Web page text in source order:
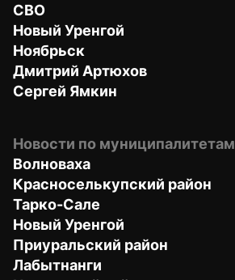
СВО
Новый Уренгой
Ноябрьск
Дмитрий Артюхов
Сергей Ямкин
Новости по муниципалитетам
Волноваха
Красноселькупский район
Тарко-Сале
Новый Уренгой
Приуральский район
Лабытнанги